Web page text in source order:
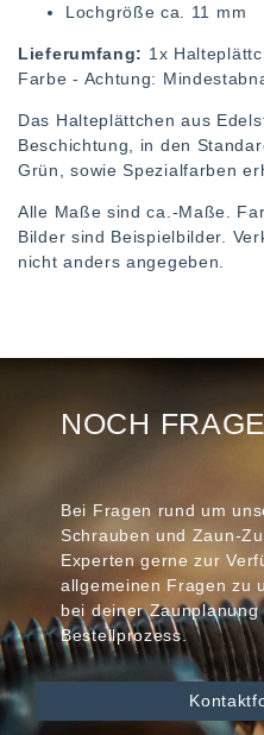
Lochgröße ca. 11 mm
Lieferumfang: 1x
Farbe - Achtung:
Das Halteplättchen aus
Beschichtung, in den
Grün, sowie Spezialfarben
Alle Maße sind ca.-Maße.
Bilder sind Beispielbilder.
nicht anders angegeben.
NOCH
Bei Fragen rund um
Schrauben und Zaun-
Experten gerne zur
allgemeinen Fragen zu
bei deiner
Bestellprozess.